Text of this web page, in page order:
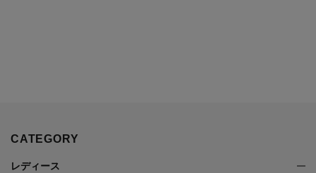
CATEGORY
レディース